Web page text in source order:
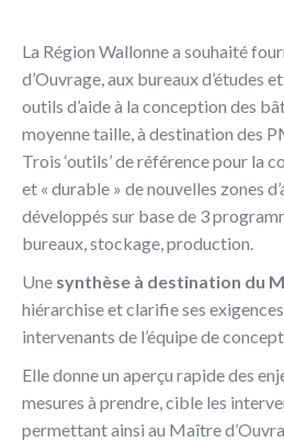
La Région Wallonne a souhaité
d’Ouvrage, aux bureaux d’études
outils d’aide à la conception des
moyenne taille, à destination des
Trois ‘outils’ de référence pour la
et « durable » de nouvelles zones
développés sur base de 3
bureaux, stockage, production.
Une synthèse à destination du
hiérarchise et clarifie ses
intervenants de l’équipe de
Elle donne un aperçu rapide des
mesures à prendre, cible les
permettant ainsi au Maître